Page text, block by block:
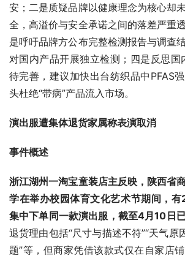
安；二是质疑品牌以健康理念为核心却
全，高溢价与安全承诺之间的落差严重
是呼吁品牌方公布完整检测报告与调查
对国内产品开展独立检测；四是反思国
待完善，建议加快出台纺织品中PFAS
头杜绝“带病”产品流入市场。
演出服遭集体退货家属称表演取消
事件概述
浙江湖州一淘宝童装店主反映，陕西省
学在举办校园体育文化艺术节期间，
集中下单同一款演出服，截至4月10日
退货理由包括“尺寸与描述不符”“天气原
题”等，但商家凭借该款式仅在自家店